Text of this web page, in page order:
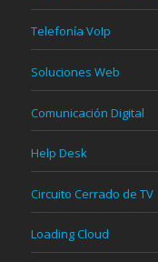
Telefonía VoIp
Soluciones Web
Comunicación Digital
Help Desk
Circuito Cerrado de TV
Loading Cloud